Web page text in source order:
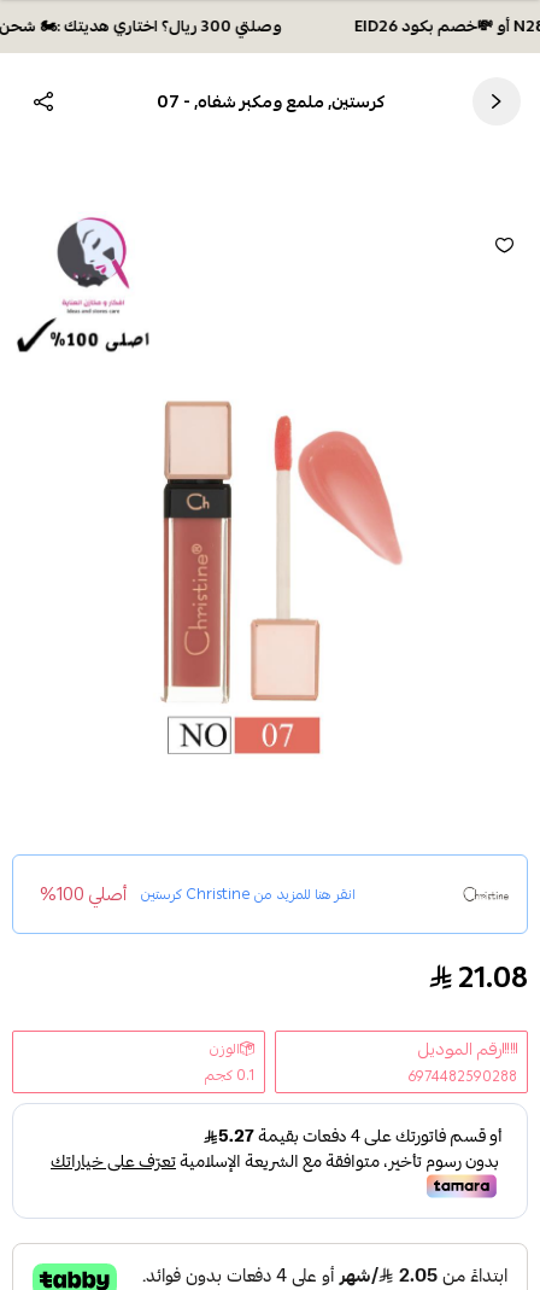
وصلتي 300 ريال؟ اختاري هديتك :🏍 شحن مجاني بكود N28 أو 💸خصم بكود EID26
كرستين, ملمع ومكبر شفاه, - 07
انقر هنا للمزيد منChristine كرستين أصلي 100%
كرستين, ملمع ومكبر شفاه, - 07
21.08
رقم الموديل
6974482590288
الوزن
0.1 كجم